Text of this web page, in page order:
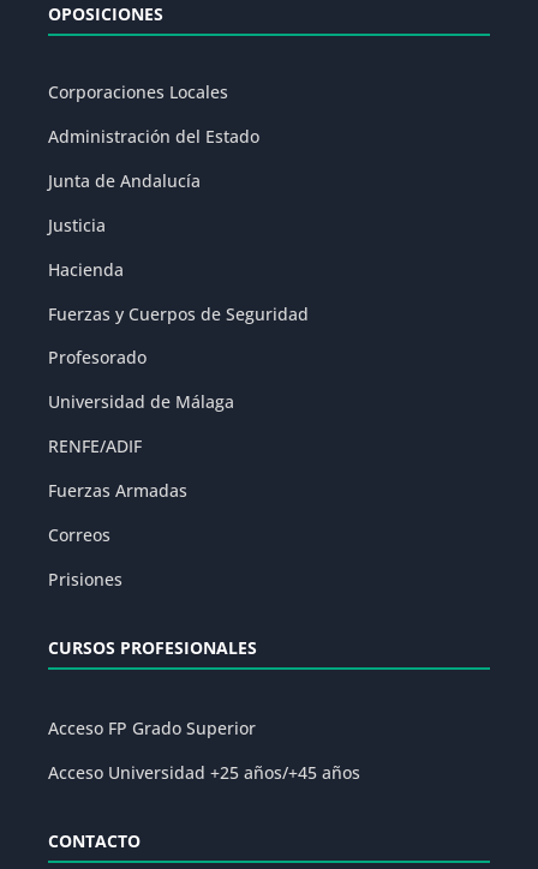
OPOSICIONES
Corporaciones Locales
Administración del Estado
Junta de Andalucía
Justicia
Hacienda
Fuerzas y Cuerpos de Seguridad
Profesorado
Universidad de Málaga
RENFE/ADIF
Fuerzas Armadas
Correos
Prisiones
CURSOS PROFESIONALES
Acceso FP Grado Superior
Acceso Universidad +25 años/+45 años
CONTACTO